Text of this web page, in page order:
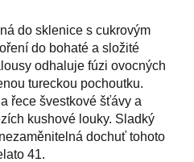
do sklenice s cukrovým
do bohaté a složité
odhaluje fúzi ovocných
tureckou pochoutku.
řece švestkové šťávy a
kushové louky. Sladký
dochuť tohoto
41.